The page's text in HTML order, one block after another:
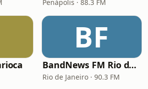
Penápolis · 88.3 FM
BF
BandNews FM Rio de Janeiro
Rio de Janeiro · 90.3 FM